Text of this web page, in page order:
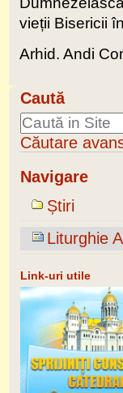
vieții Bisericii
Arhid. Andi
Caută
Căutare
Navigare
Știri
Liturghie
Link-uri utile